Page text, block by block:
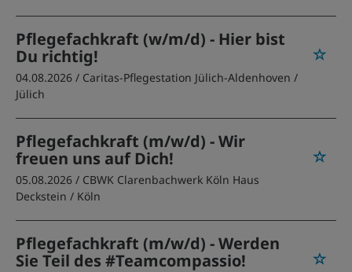
Pflegefachkraft (w/m/d) - Hier bist
Du richtig!
04.08.2026 / Caritas-Pflegestation Jülich-Aldenhoven /
Jülich
Pflegefachkraft (m/w/d) - Wir
freuen uns auf Dich!
05.08.2026 / CBWK Clarenbachwerk Köln Haus
Deckstein / Köln
Pflegefachkraft (m/w/d) - Werden
Sie Teil des #Teamcompassio!